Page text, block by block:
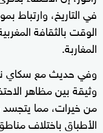
في التاريخ، وارتباط
الوقت بالثقافة
المغاربة.
وفي حديث مع سكاي
وثيقة بين مظاهر
من خيرات، مما
الأطباق باختلاف